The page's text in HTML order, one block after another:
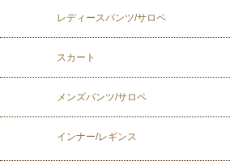
レディースパンツ/サロペ
スカート
メンズパンツ/サロペ
インナー/レギンス